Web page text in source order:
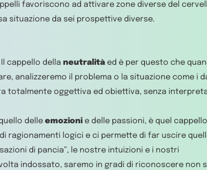
favoriscono ad attivare zone diverse del
situazione da sei prospettive diverse.
Il cappello della neutralità ed è per questo che
analizzeremo il problema o la situazione come i
totalmente oggettiva ed obiettiva, senza
delle emozioni e delle passioni, è quel
ragionamenti logici e ci permette di far uscire
di pancia”, le nostre intuizioni e i nostri
indossato, saremo in gradi di riconoscere non